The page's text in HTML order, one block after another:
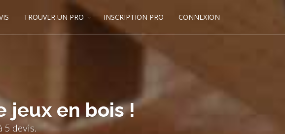
TROUVER UN PRO INSCRIPTION PRO CONNEXION
jeux en bois !
5 devis.